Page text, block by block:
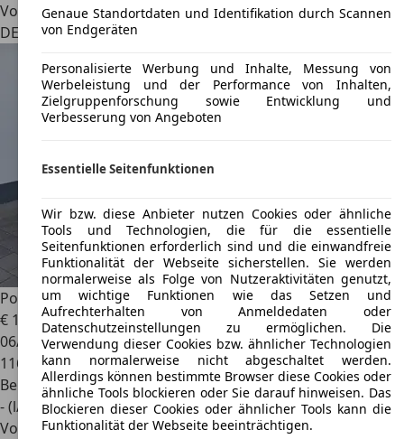
Von privat
DE 85080 Gaimersheim, M
Porsche 356B Cabrio elfenbein "weiße Dame"
€ 120.000
06/1960
116.790 km
Benzin
- (l/100 km)
Von privat
Genaue Standortdaten und Identifikation durch Scannen
von Endgeräten
Personalisierte Werbung und Inhalte, Messung von
Werbeleistung und der Performance von Inhalten,
Zielgruppenforschung sowie Entwicklung und
Verbesserung von Angeboten
Essentielle Seitenfunktionen
Wir bzw. diese Anbieter nutzen Cookies oder ähnliche
Tools und Technologien, die für die essentielle
Seitenfunktionen erforderlich sind und die einwandfreie
Funktionalität der Webseite sicherstellen. Sie werden
normalerweise als Folge von Nutzeraktivitäten genutzt,
um wichtige Funktionen wie das Setzen und
Aufrechterhalten von Anmeldedaten oder
Datenschutzeinstellungen zu ermöglichen. Die
Verwendung dieser Cookies bzw. ähnlicher Technologien
kann normalerweise nicht abgeschaltet werden.
Allerdings können bestimmte Browser diese Cookies oder
ähnliche Tools blockieren oder Sie darauf hinweisen. Das
Blockieren dieser Cookies oder ähnlicher Tools kann die
Funktionalität der Webseite beeinträchtigen.